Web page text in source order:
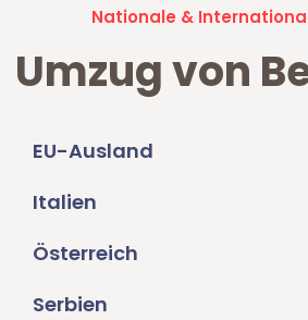
Nationale &
Umzug von
EU-Ausland
Italien
Österreich
Serbien